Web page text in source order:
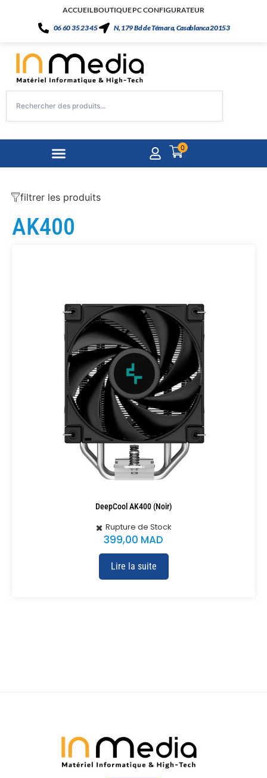
ACCUEILBOUTIQUEPC CONFIGURATEUR
06 60 35 23 45
N, 179 Bd de Témara, Casablanca 20153
0
filtrer les produits
AK400
Rupture de Stock
DeepCool AK400 (Noir)
399,00 MAD
Lire la suite